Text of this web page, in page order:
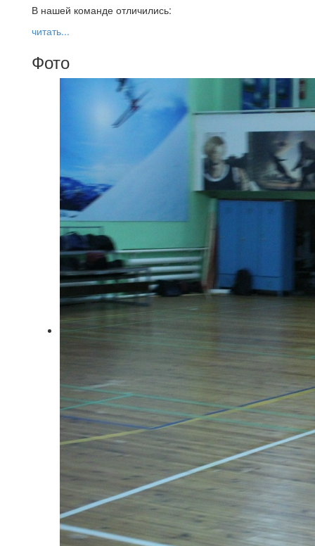
В нашей команде отличились:
читать...
Фото